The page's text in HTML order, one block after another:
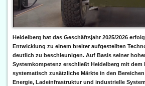
Heidelberg hat das Geschäftsjahr 2025/2026
Entwicklung zu einem breiter aufgestellten
deutlich zu beschleunigen. Auf Basis seiner
Systemkompetenz erschließt Heidelberg mit dem
systematisch zusätzliche Märkte in den
Energie, Ladeinfrastruktur und industrielle